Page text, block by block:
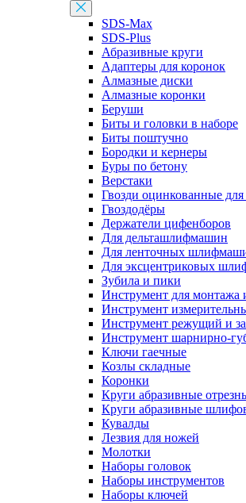
SDS-Max
SDS-Plus
Абразивные круги
Адаптеры для коронок
Алмазные диски
Алмазные коронки
Беруши
Биты и головки в наборе
Биты поштучно
Бородки и кернеры
Буры по бетону
Верстаки
Гвозди оцинкованные для
Гвоздодёры
Держатели цифенборов
Для дельташлифмашин
Для ленточных
Для эксцентриковых
Зубила и пики
Инструмент для монтажа
Инструмент
Инструмент режущий и
Инструмент шарнирно-
Ключи гаечные
Козлы складные
Коронки
Круги абразивные
Круги абразивные
Кувалды
Лезвия для ножей
Молотки
Наборы головок
Наборы инструментов
Наборы ключей